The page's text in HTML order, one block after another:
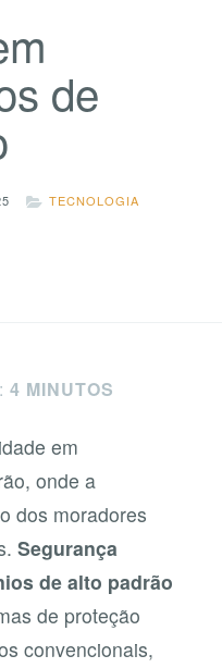
de
TECNOLOGIA
4 MINUTOS
em
onde a
dos moradores
Segurança
de alto padrão
de proteção
convencionais,